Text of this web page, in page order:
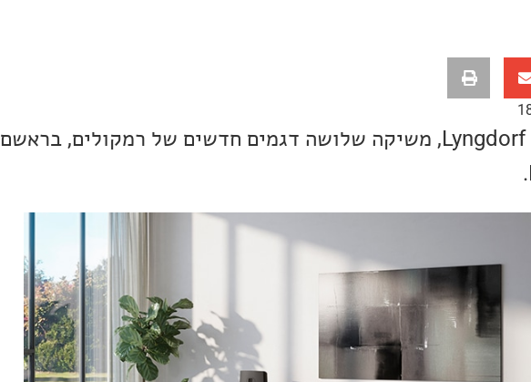
חברת ההייאנד הדנית, Lyngdorf, משיקה שלושה דגמים חדשים של רמקולים, בראשם